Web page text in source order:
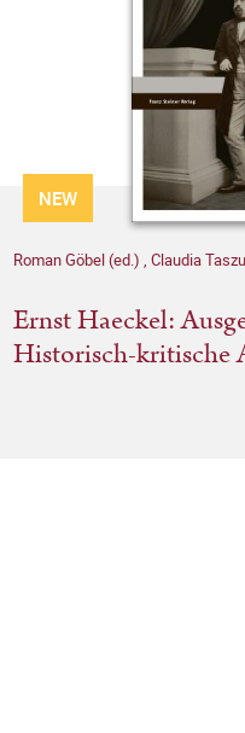
NEW
Roman Göbel (ed.) , Claudia
Ernst Haeckel:
Historisch-kritische